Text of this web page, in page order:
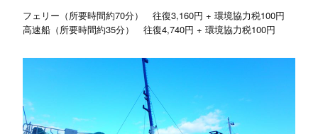
フェリー（所要時間約70分） 往復3,160円 + 環境協力税100円
高速船（所要時間約35分） 往復4,740円 + 環境協力税100円